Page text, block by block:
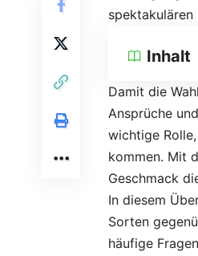
Inhalt
Damit die
Ansprüche
wichtige
kommen. Mit
Geschmack
In diesem
Sorten
häufige